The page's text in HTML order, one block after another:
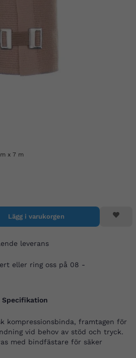
x 7 m
Lägg i varukorgen
leverans
eller ring oss på 08 -
Specifikation
kompressionsbinda, framtagen för
vid behov av stöd och tryck.
med bindfästare för säker